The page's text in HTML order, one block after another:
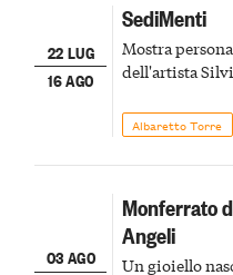
22 LUG
16 AGO
SediMenti
Mostra
dell'artista
Albaretto Torre
03 AGO
Monferrato
Angeli
Un gioiello